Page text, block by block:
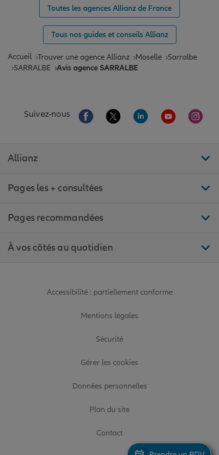
Toutes les agences Allianz de France
Tous nos guides et conseils Allianz
Accueil Trouver une agence Allianz Moselle
Sarralbe
SARRALBE
Avis agence SARRALBE
Suivez-nous Aller sur la page Facebook de Allianz
Aller sur la page Twitter de
Aller sur la page
Aller sur la
Aller
Allianz
Pages les + consultées
Pages recommandées
À vos côtés au quotidien
Accessibilité : partiellement conforme
Mentions légales
Sécurité
Gérer les cookies
Données personnelles
Plan du site
Contact